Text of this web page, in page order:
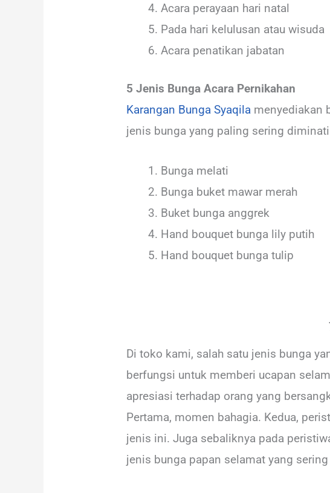
Acara perayaan hari natal
Pada hari kelulusan atau wisuda
Acara penatikan jabatan
5 Jenis Bunga Acara Pernikahan
Karangan Bunga Syaqilamenyediakan
jenis bunga yang paling sering
Bunga melati
Bunga buket mawar merah
Buket bunga anggrek
Hand bouquet bunga lily putih
Hand bouquet bunga tulip
Di toko kami, salah satu jenis bunga
berfungsi untuk memberi ucapan
apresiasi terhadap orang yang
Pertama, momen bahagia. Kedua,
jenis ini. Juga sebaliknya pada
jenis bunga papan selamat yang